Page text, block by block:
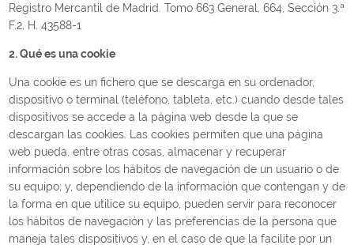
Registro Mercantil de Madrid. Tomo 663 General, 664, Sección 3.ª
F.2, H. 43588-1
2. Qué es una cookie
Una cookie es un fichero que se descarga en su ordenador,
dispositivo o terminal (teléfono, tableta, etc.) cuando desde tales
dispositivos se accede a la página web desde la que se
descargan las cookies. Las cookies permiten que una página
web pueda, entre otras cosas, almacenar y recuperar
información sobre los hábitos de navegación de un usuario o de
su equipo; y, dependiendo de la información que contengan y de
la forma en que utilice su equipo, pueden servir para reconocer
los hábitos de navegación y las preferencias de la persona que
maneja tales dispositivos y, en el caso de que la facilite por un